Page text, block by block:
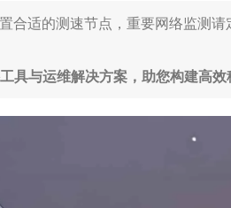
合适的测速节点，重要网络监测
具与运维解决方案，助您构建高效